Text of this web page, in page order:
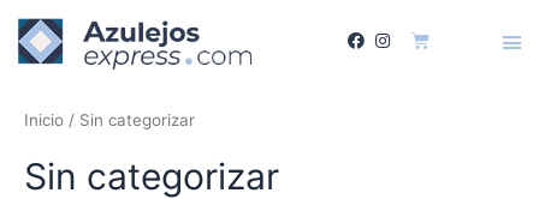
Inicio / Sin categorizar
Sin categorizar